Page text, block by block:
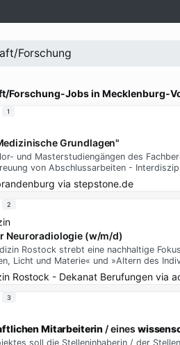
Forschung-Jobs in Mecklenburg-
Grundlagen"
und Masterstudiengängen des
von Abschlussarbeiten -
via stepstone.de
1
Neuroradiologie (w/m/d)
Rostock strebt eine nachhaltige
Licht und Materie« und »Altern des
Rostock - Dekanat Berufungenvia
2
Mitarbeiterin / eines
soll die Stelleninhaberin / der
3